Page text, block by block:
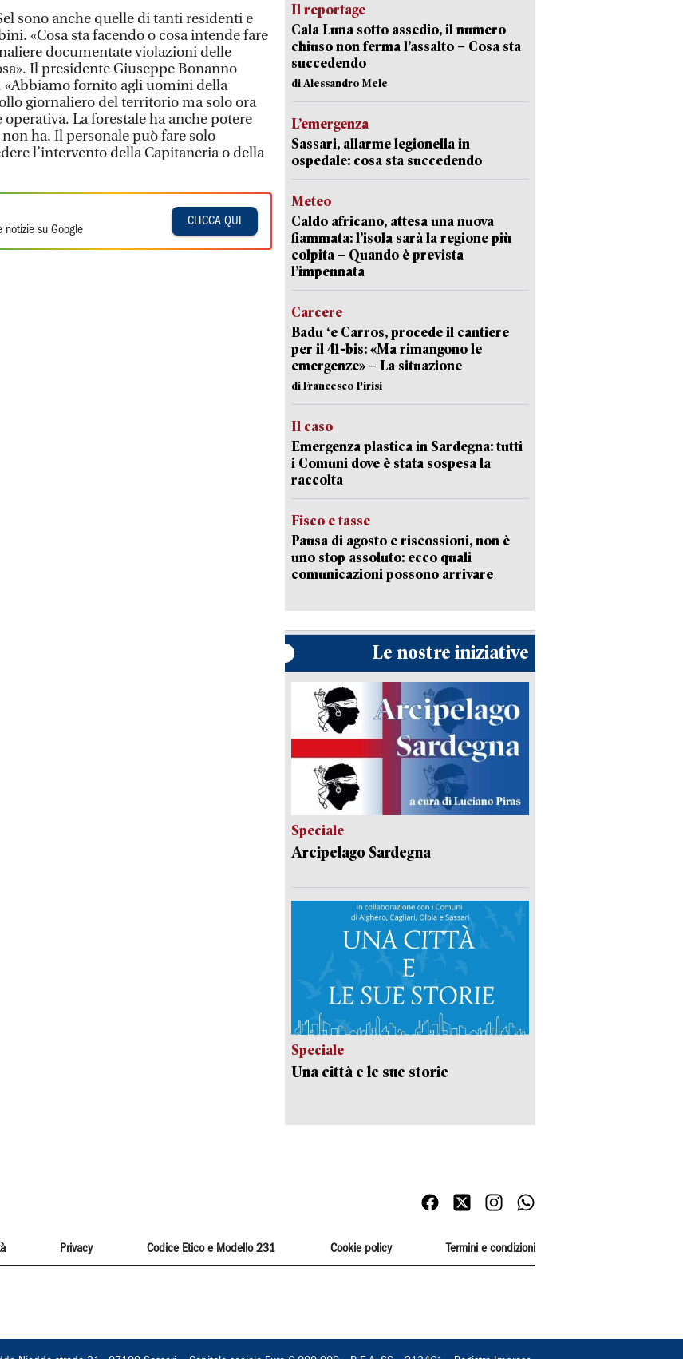
sono anche quelle di tanti residenti e
«Cosa sta facendo o cosa intende fare
documentate violazioni delle
Il presidente Giuseppe Bonanno
«Abbiamo fornito agli uomini della
giornaliero del territorio ma solo ora
La forestale ha anche potere
ha. Il personale può fare solo
l’intervento della Capitaneria o della
notizie su Google
CLICCA QUI
Il reportage
Cala Luna sotto assedio, il numero
chiuso non ferma l’assalto – Cosa sta
succedendo
di Alessandro Mele
L’emergenza
Sassari, allarme legionella in
ospedale: cosa sta succedendo
Meteo
Caldo africano, attesa una nuova
fiammata: l’isola sarà la regione più
colpita – Quando è prevista
l’impennata
Carcere
Badu ‘e Carros, procede il cantiere
per il 41-bis: «Ma rimangono le
emergenze» – La situazione
di Francesco Pirisi
Il caso
Emergenza plastica in Sardegna: tutti
i Comuni dove è stata sospesa la
raccolta
Fisco e tasse
Pausa di agosto e riscossioni, non è
uno stop assoluto: ecco quali
comunicazioni possono arrivare
Le nostre iniziative
Speciale
Arcipelago Sardegna
Speciale
Una città e le sue storie
Privacy Codice Etico e Modello 231 Cookie policy Termini e condizioni